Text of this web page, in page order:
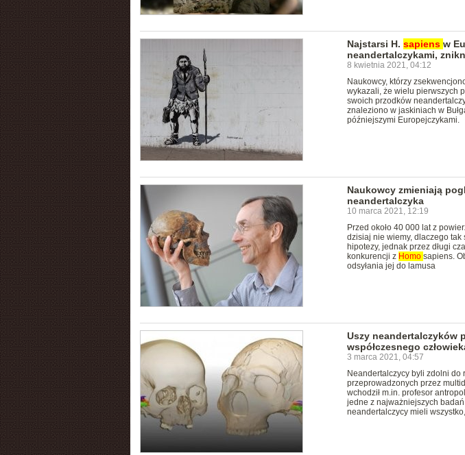
Najstarsi H. sapiens w
neandertalczykami,
8 kwietnia 2021, 04:12
Naukowcy, którzy
wykazali, że wielu pierwszych
swoich przodków
znaleziono w jaskiniach w
późniejszymi Europejczykami.
Naukowcy zmieniają
neandertalczyka
10 marca 2021, 12:19
Przed około 40 000 lat z
dzisiaj nie wiemy, dlaczego tak
hipotezy, jednak przez długi
konkurencji z Homo sapiens.
odsyłania jej do lamusa
Uszy neandertalczyków
współczesnego
3 marca 2021, 04:57
Neandertalczycy byli zdolni do
przeprowadzonych przez
wchodził m.in. profesor
jedne z najważniejszych
neandertalczycy mieli